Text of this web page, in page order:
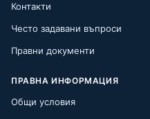
Контакти
Често задавани въпроси
Правни документи
ПРАВНА ИНФОРМАЦИЯ
Общи условия